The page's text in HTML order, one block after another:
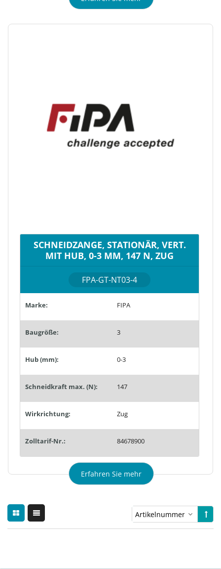
SCHNEIDZANGE, STATIONÄR, VERT.
MIT HUB, 0-3 MM, 147 N, ZUG
FPA-GT-NT03-4
Marke: FIPA
Baugröße: 3
Hub (mm): 0-3
Schneidkraft max. (N): 147
Wirkrichtung: Zug
Zolltarif-Nr.: 84678900
Erfahren Sie mehr